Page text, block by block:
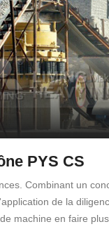
PYS CS
Combinant un
de la
machine en faire